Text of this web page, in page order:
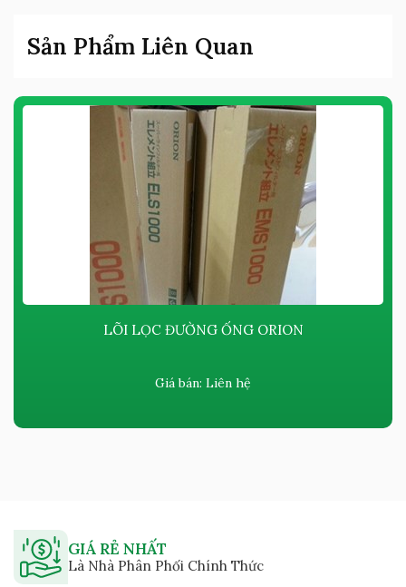
Sản Phẩm Liên Quan
LÕI LỌC ĐƯỜNG ỐNG ORION
Giá bán: Liên hệ
GIÁ RẺ NHẤT
Là Nhà Phân Phối Chính Thức